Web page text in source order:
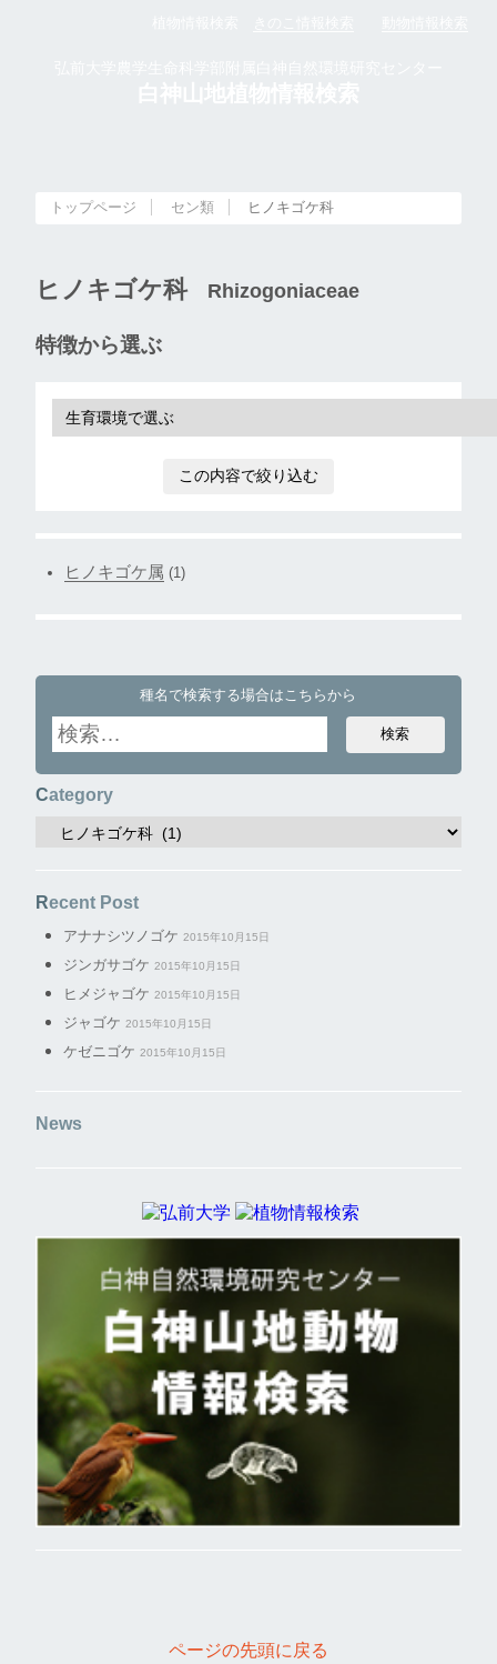
トップページ セン類 ヒノキゴケ科
ヒノキゴケ科 Rhizogoniaceae
特徴から選ぶ
ヒノキゴケ属 (1)
種名で検索する場合はこちらから
Category
Recent Post
アナナシツノゴケ 2015年10月15日
ジンガサゴケ 2015年10月15日
ヒメジャゴケ 2015年10月15日
ジャゴケ 2015年10月15日
ケゼニゴケ 2015年10月15日
News
ページの先頭に戻る